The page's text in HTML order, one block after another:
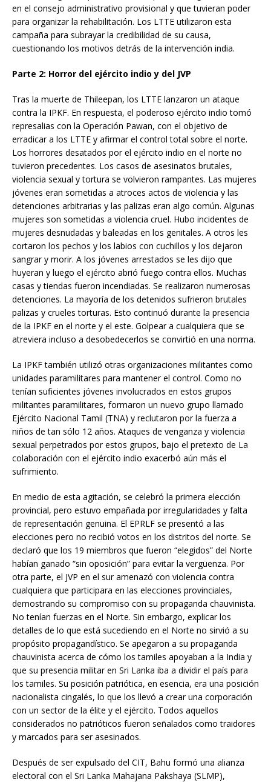
en el consejo administrativo provisional y que tuvieran poder
para organizar la rehabilitación. Los LTTE utilizaron esta
campaña para subrayar la credibilidad de su causa,
cuestionando los motivos detrás de la intervención india.
Parte 2: Horror del ejército indio y del JVP
Tras la muerte de Thileepan, los LTTE lanzaron un ataque
contra la IPKF. En respuesta, el poderoso ejército indio tomó
represalias con la Operación Pawan, con el objetivo de
erradicar a los LTTE y afirmar el control total sobre el norte.
Los horrores desatados por el ejército indio en el norte no
tuvieron precedentes. Los casos de asesinatos brutales,
violencia sexual y tortura se volvieron rampantes. Las mujeres
jóvenes eran sometidas a atroces actos de violencia y las
detenciones arbitrarias y las palizas eran algo común. Algunas
mujeres son sometidas a violencia cruel. Hubo incidentes de
mujeres desnudadas y baleadas en los genitales. A otros les
cortaron los pechos y los labios con cuchillos y los dejaron
sangrar y morir. A los jóvenes arrestados se les dijo que
huyeran y luego el ejército abrió fuego contra ellos. Muchas
casas y tiendas fueron incendiadas. Se realizaron numerosas
detenciones. La mayoría de los detenidos sufrieron brutales
palizas y crueles torturas. Esto continuó durante la presencia
de la IPKF en el norte y el este. Golpear a cualquiera que se
atreviera incluso a desobedecerlos se convirtió en una norma.
La IPKF también utilizó otras organizaciones militantes como
unidades paramilitares para mantener el control. Como no
tenían suficientes jóvenes involucrados en estos grupos
militantes paramilitares, formaron un nuevo grupo llamado
Ejército Nacional Tamil (TNA) y reclutaron por la fuerza a
niños de tan sólo 12 años. Ataques de venganza y violencia
sexual perpetrados por estos grupos, bajo el pretexto de La
colaboración con el ejército indio exacerbó aún más el
sufrimiento.
En medio de esta agitación, se celebró la primera elección
provincial, pero estuvo empañada por irregularidades y falta
de representación genuina. El EPRLF se presentó a las
elecciones pero no recibió votos en los distritos del norte. Se
declaró que los 19 miembros que fueron “elegidos” del Norte
habían ganado “sin oposición” para evitar la vergüenza. Por
otra parte, el JVP en el sur amenazó con violencia contra
cualquiera que participara en las elecciones provinciales,
demostrando su compromiso con su propaganda chauvinista.
No tenían fuerzas en el Norte. Sin embargo, explicar los
detalles de lo que está sucediendo en el Norte no sirvió a su
propósito propagandístico. Se apegaron a su propaganda
chauvinista acerca de cómo los tamiles apoyaban a la India y
que su presencia militar en Sri Lanka iba a dividir el país para
los tamiles. Su posición patriótica, en esencia, era una posición
nacionalista cingalés, lo que los llevó a crear una corporación
con un sector de la élite y el ejército. Todos aquellos
considerados no patrióticos fueron señalados como traidores
y marcados para ser asesinados.
Después de ser expulsado del CIT, Bahu formó una alianza
electoral con el Sri Lanka Mahajana Pakshaya (SLMP),